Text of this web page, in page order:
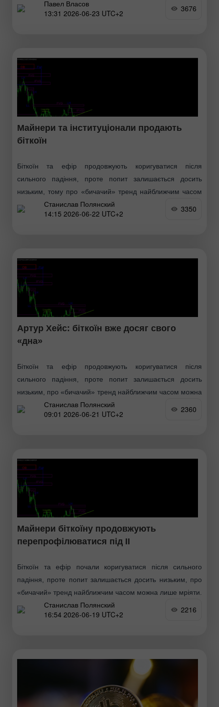
року. Документ направлено
Павел Власов
13:31 2026-06-23 UTC+2
3676
Майнери та інституціонали продають
біткоїн
Біткоїн та ефір продовжують коригуватися після
сильного падіння, проте попит залишається досить
низьким, тому про «бичачий» тренд найближчим часом
можна лише мріяти. Багато експертів відзначають, що
«дно» ринку може бути
Станислав Полянский
14:15 2026-06-22 UTC+2
3350
Артур Хейс: біткоїн вже досяг свого
«дна»
Біткоїн та ефір продовжують коригуватися після
сильного падіння, проте попит залишається досить
низьким, про «бичачий» тренд найближчим часом можна
лише мріяти. Багато експертів зазначають, що «дно»
ринку може бути сформоване
Станислав Полянский
09:01 2026-06-21 UTC+2
2360
Майнери біткоїну продовжують
перепрофілюватися під ІІ
Біткоїн та ефір почали коригуватися після сильного
падіння, проте попит залишається досить низьким, про
«бичачий» тренд найближчим часом можна лише мріяти.
Багато експертів зазначають, що «дно» ринку може бути
сформоване
Станислав Полянский
16:54 2026-06-19 UTC+2
2216